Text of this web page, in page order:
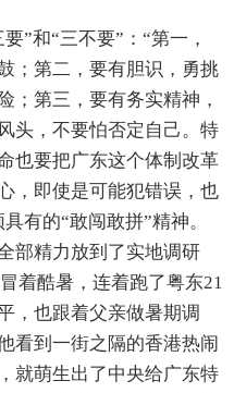
”和“三不要”： “第一，
；第二，要有胆识，勇挑
；第三，要有务实精神，
头，不要怕否定自己。特
也要把广东这个体制改革
，即使是可能犯错误，也
有的“敢闯敢拼”精神。
部精力放到了实地调研
着酷暑，连着跑了粤东21
，也跟着父亲做暑期调
看到一街之隔的香港热闹
就萌生出了中央给广东特